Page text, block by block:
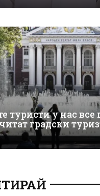
туристи у нас все
градски